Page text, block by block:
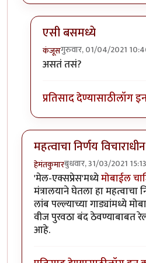
एसी बसमध्ये
कंजूसगुरुवार, 01/04/2021
In reply to
असतं तसं?
प्रतिसाद देण्यासाठीलॉग
महत्वाचा निर्णय विचाराधीन
हेमंतकुमारबुधवार, 31/03/2021 15:13
'मेल-एक्सप्रेस'मध्येमोबाईल
मंत्रालयाने घेतला हा महत्वाचा
लांब पल्ल्याच्या गाड्यांमध्ये
वीज पुरवठा बंद ठेवण्याबाबत
आहे.